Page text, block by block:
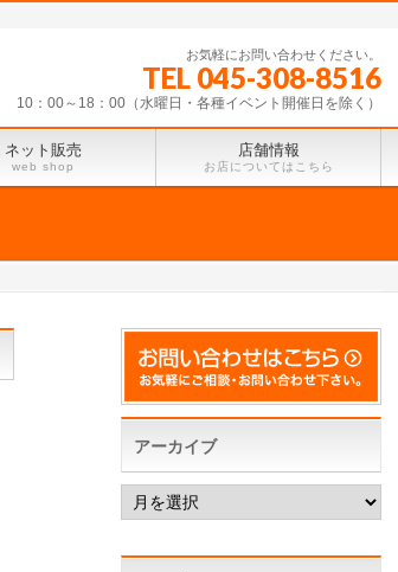
お気軽にお問い合わせください。
TEL 045-308-8516
10：00～18：00（水曜日・各種イベント開催日を除く）
ネット販売
web shop
店舗情報
お店についてはこちら
アーカイブ
ア
ー
イ